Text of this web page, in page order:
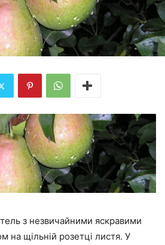
з незвичайними яскравими
на щільній розетці листя. У